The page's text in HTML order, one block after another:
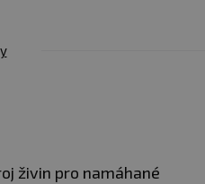
živin pro namáhané